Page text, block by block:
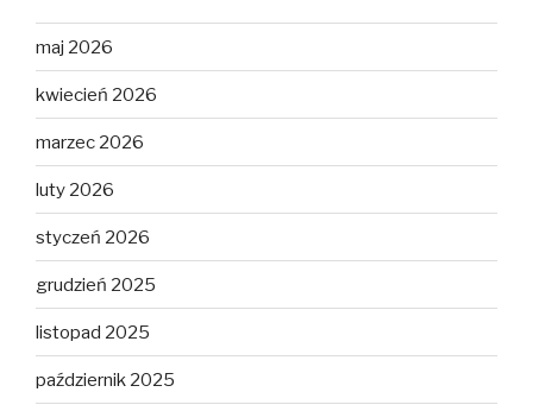
maj 2026
kwiecień 2026
marzec 2026
luty 2026
styczeń 2026
grudzień 2025
listopad 2025
październik 2025